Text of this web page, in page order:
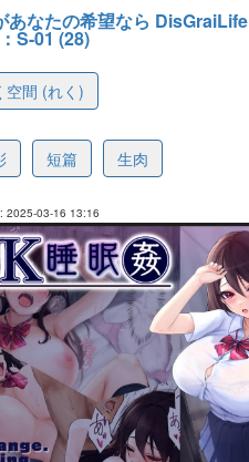
あなたの希望なら DisGraiLife
S-01 (28)
空間 (れく)
短篇 生肉
2025-03-16 13:16